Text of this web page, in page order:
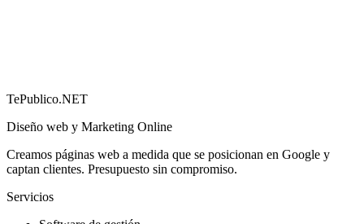
→
TePublico.NET
Diseño web y Marketing Online
Creamos páginas web a medida que se posicionan en Google y
captan clientes. Presupuesto sin compromiso.
Servicios